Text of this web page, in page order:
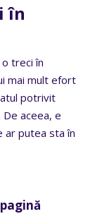
în
treci în
mai mult efort
potrivit
aceea, e
ar putea sta în